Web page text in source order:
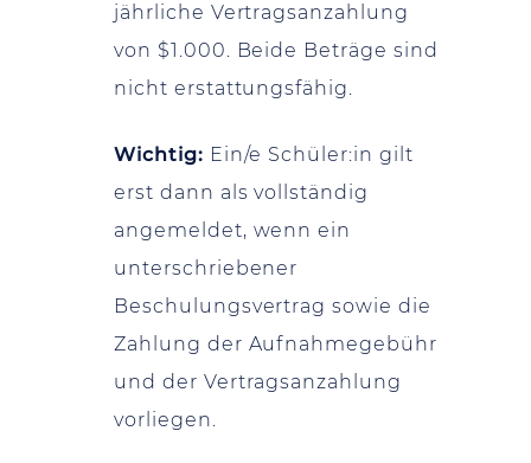
jährliche Vertragsanzahlung
von $1.000. Beide Beträge sind
nicht erstattungsfähig.
Wichtig: Ein/e Schüler:in gilt
erst dann als vollständig
angemeldet, wenn ein
unterschriebener
Beschulungsvertrag sowie die
Zahlung der Aufnahmegebühr
und der Vertragsanzahlung
vorliegen.